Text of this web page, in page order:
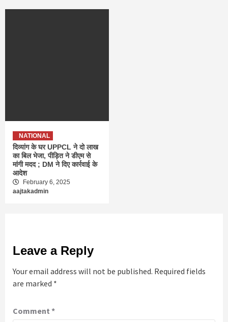
NATIONAL
दिव्यांग के घर UPPCL ने दो लाख
का बिल भेजा, पीड़ित ने डीएम से
मांगी मदद ; DM ने दिए कार्रवाई के
आदेश
February 6, 2025
aajtakadmin
Leave a Reply
Your email address will not be published. Required fields
are marked *
Comment *